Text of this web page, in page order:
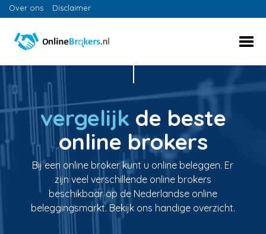
Over ons Disclaimer
vergelijk de beste
online brokers
Bij een online broker kunt u online beleggen. Er
zijn veel verschillende online brokers
beschikbaar op de Nederlandse online
beleggingsmarkt. Bekijk ons handige overzicht.